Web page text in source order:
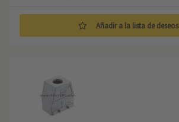
Añadir a la lista de deseos